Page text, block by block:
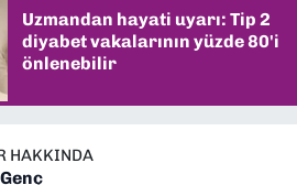
Uzmandan hayati uyarı: Tip 2
diyabet vakalarının yüzde 80'i
önlenebilir
HAKKINDA